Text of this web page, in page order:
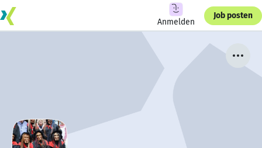
Anmelden
Job posten